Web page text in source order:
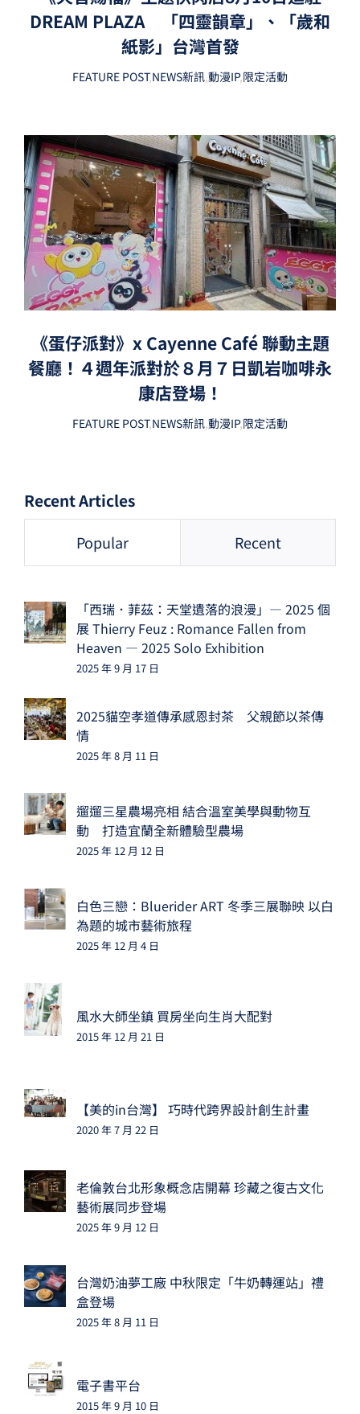
DREAM PLAZA 「四靈韻章」、「歲和
紙影」台灣首發
FEATURE POST,NEWS新訊,動漫IP,限定活動
《蛋仔派對》x Cayenne Café 聯動主題
餐廳！４週年派對於８月７日凱岩咖啡永
康店登場！
FEATURE POST,NEWS新訊,動漫IP,限定活動
Recent Articles
Popular Recent
「西瑞．菲茲：天堂遺落的浪漫」— 2025 個
展 Thierry Feuz : Romance Fallen from
Heaven — 2025 Solo Exhibition
2025 年 9 月 17 日
2025貓空孝道傳承感恩封茶 父親節以茶傳
情
2025 年 8 月 11 日
遛遛三星農場亮相 結合溫室美學與動物互
動 打造宜蘭全新體驗型農場
2025 年 12 月 12 日
白色三戀：Bluerider ART 冬季三展聯映 以白
為題的城市藝術旅程
2025 年 12 月 4 日
風水大師坐鎮 買房坐向生肖大配對
2015 年 12 月 21 日
【美的in台灣】 巧時代跨界設計創生計畫
2020 年 7 月 22 日
老倫敦台北形象概念店開幕 珍藏之復古文化
藝術展同步登場
2025 年 9 月 12 日
台灣奶油夢工廠 中秋限定「牛奶轉運站」禮
盒登場
2025 年 8 月 11 日
電子書平台
2015 年 9 月 10 日